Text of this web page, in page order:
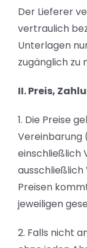
Der Lieferer
vertraulich
Unterlagen
zugänglich zu
II. Preis,
1. Die Preise
Vereinbarung
einschließlich
ausschließlich
Preisen
jeweiligen
2. Falls nicht